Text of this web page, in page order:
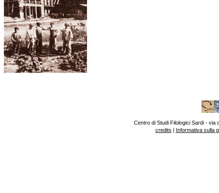
Centro di Studi Filologici Sardi - via
credits | Informativa sulla